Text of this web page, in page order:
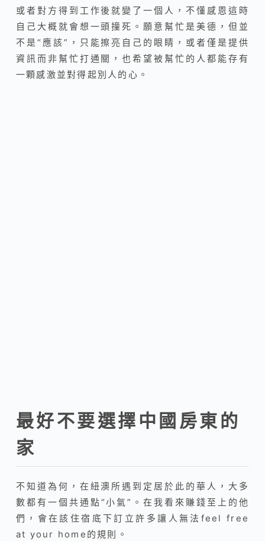
或者對方得到工作後就變了一個人，不懂感恩這時
自己大概就會想一頭撞死。願意幫忙是美德，但並
不是“應該”，只能擦亮自己的眼睛，或者僅是提供
資訊而非幫忙打通關，也希望被幫忙的人都能存有
一顆感激並對得起別人的心。
最好不要選擇中國房東的
家
不知道為何，在紐澳所遇到定居於此的華人，大多
數都有一個共通點“小氣”。在我看來賺錢至上的他
們，會在該住宿底下訂立許多讓人無法feel free
at your home的規則。